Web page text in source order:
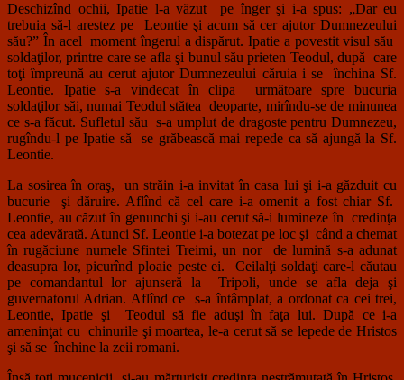
Deschizînd ochii, Ipatie l-a văzut pe înger şi i-a spus: „Dar eu
trebuia să-l arestez pe Leontie şi acum să cer ajutor Dumnezeului
său?” În acel moment îngerul a dispărut. Ipatie a povestit visul său
soldaţilor, printre care se afla şi bunul său prieten Teodul, după care
toţi împreună au cerut ajutor Dumnezeului căruia i se închina Sf.
Leontie. Ipatie s-a vindecat în clipa următoare spre bucuria
soldaţilor săi, numai Teodul stătea deoparte, mirîndu-se de minunea
ce s-a făcut. Sufletul său s-a umplut de dragoste pentru Dumnezeu,
rugîndu-l pe Ipatie să se grăbească mai repede ca să ajungă la Sf.
Leontie.
La sosirea în oraş, un străin i-a invitat în casa lui şi i-a găzduit cu
bucurie şi dăruire. Aflînd că cel care i-a omenit a fost chiar Sf.
Leontie, au căzut în genunchi şi i-au cerut să-i lumineze în credinţa
cea adevărată. Atunci Sf. Leontie i-a botezat pe loc şi când a chemat
în rugăciune numele Sfintei Treimi, un nor de lumină s-a adunat
deasupra lor, picurînd ploaie peste ei. Ceilalţi soldaţi care-l căutau
pe comandantul lor ajunseră la Tripoli, unde se afla deja şi
guvernatorul Adrian. Aflînd ce s-a întâmplat, a ordonat ca cei trei,
Leontie, Ipatie şi Teodul să fie aduşi în faţa lui. După ce i-a
ameninţat cu chinurile şi moartea, le-a cerut să se lepede de Hristos
şi să se închine la zeii romani.